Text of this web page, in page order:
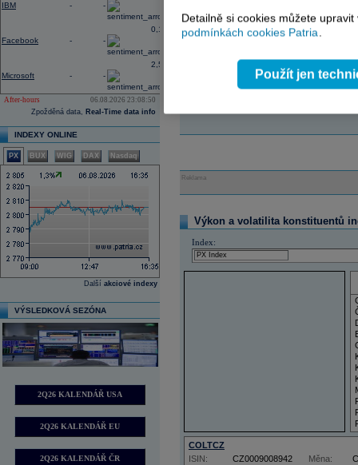
IBM - -
Facebook - -
0,19
Microsoft - -
2,54
After-hours
06.08.2026 23:08:50
Zpožděná data, Real-Time data info
INDEXY ONLINE
PX BUX WIG DAX Nasdaq
Další akciové indexy
VÝSLEDKOVÁ SEZÓNA
2Q26 KALENDÁŘ USA
2Q26 KALENDÁŘ EU
2Q26 KALENDÁŘ ČR
Reklama
Výkon a volatilita konstituentů
Index:
COLTCZ
ISIN: CZ0009008942 Měna:
Detailně si cookies můžete
podmínkách cookies Patria.
Použít jen